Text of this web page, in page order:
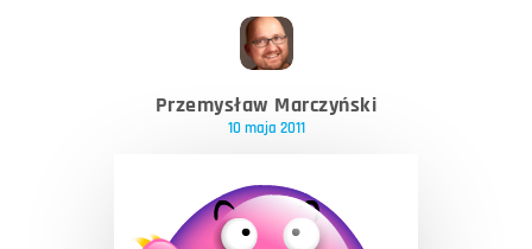
Przemysław Marczyński
10 maja 2011